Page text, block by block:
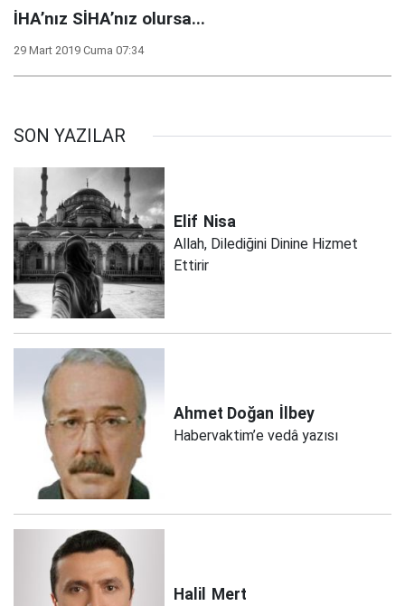
İHA’nız SİHA’nız olursa...
29 Mart 2019 Cuma 07:34
SON YAZILAR
Elif Nisa
Allah, Dilediğini Dinine Hizmet
Ettirir
Ahmet Doğan İlbey
Habervaktim’e vedâ yazısı
Halil Mert